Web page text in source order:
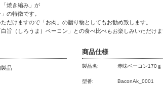
焼き縮み」が
の特徴です。
だけますので「お肉」の贈り物としてもお勧め致します。
旨（しろうま）ベーコン」との食べ比べもお楽しみいただけま
品
商品仕様
製品名: 赤味ベーコン170ｇ
型番: BaconAk_0001